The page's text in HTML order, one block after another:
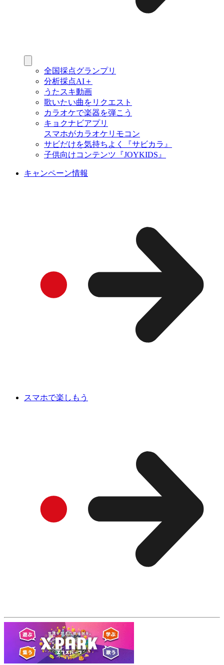
全国採点グランプリ
分析採点AI＋
うたスキ動画
歌いたい曲をリクエスト
カラオケで楽器を弾こう
キョクナビアプリ
スマホがカラオケリモコン
サビだけを気持ちよく『サビカラ』
子供向けコンテンツ『JOYKIDS』
キャンペーン情報
スマホで楽しもう